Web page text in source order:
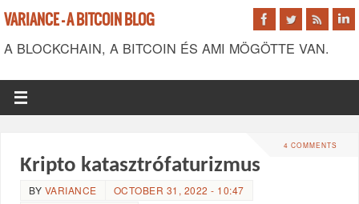
VARIANCE - A BITCOIN BLOG
A BLOCKCHAIN, A BITCOIN ÉS AMI MÖGÖTTE VAN.
4 COMMENTS
Kripto katasztrófaturizmus
BY VARIANCE
OCTOBER 31, 2022 - 10:47